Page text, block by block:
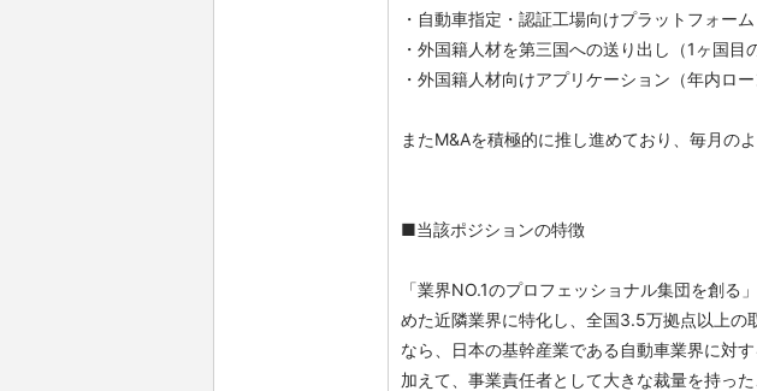
・自動車指定・認証工場向けプラットフォー
・外国籍人材を第三国への送り出し（1ヶ国目
・外国籍人材向けアプリケーション（年内ロー
またM&Aを積極的に推し進めており、毎月の
■当該ポジションの特徴
「業界NO.1のプロフェッショナル集団を創
めた近隣業界に特化し、全国3.5万拠点以上の
なら、日本の基幹産業である自動車業界に対
加えて、事業責任者として大きな裁量を持っ